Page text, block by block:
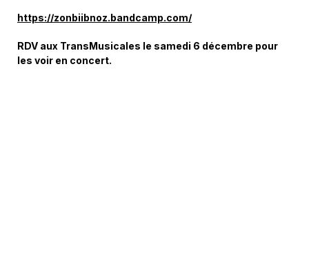
https://zonbiibnoz.bandcamp.com/
RDV aux TransMusicales le samedi 6 décembre pour
les voir en concert.